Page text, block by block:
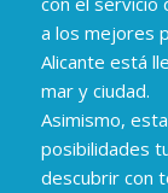
a los mejores
Alicante está
mar y ciudad.
Asimismo,
posibilidades
descubrir con